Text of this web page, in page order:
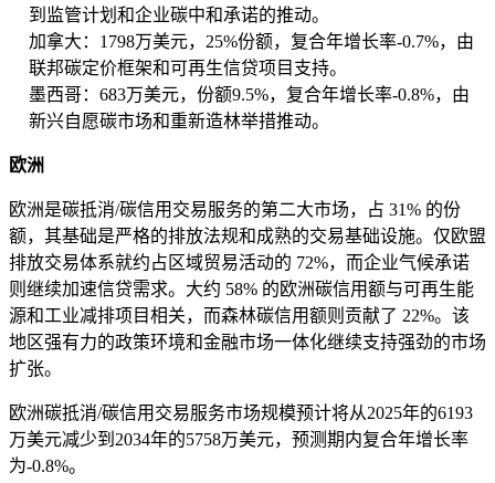
到监管计划和企业碳中和承诺的推动。
加拿大：1798万美元，25%份额，复合年增长率-0.7%，由
联邦碳定价框架和可再生信贷项目支持。
墨西哥：683万美元，份额9.5%，复合年增长率-0.8%，由
新兴自愿碳市场和重新造林举措推动。
欧洲
欧洲是碳抵消/碳信用交易服务的第二大市场，占 31% 的份
额，其基础是严格的排放法规和成熟的交易基础设施。仅欧盟
排放交易体系就约占区域贸易活动的 72%，而企业气候承诺
则继续加速信贷需求。大约 58% 的欧洲碳信用额与可再生能
源和工业减排项目相关，而森林碳信用额则贡献了 22%。该
地区强有力的政策环境和金融市场一体化继续支持强劲的市场
扩张。
欧洲碳抵消/碳信用交易服务市场规模预计将从2025年的6193
万美元减少到2034年的5758万美元，预测期内复合年增长率
为-0.8%。